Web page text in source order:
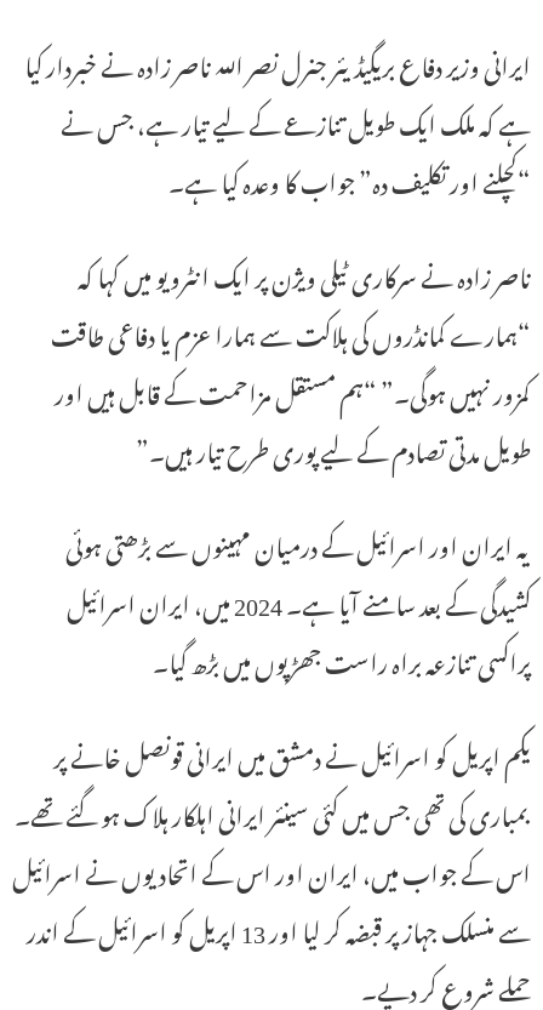
ایرانی وزیر دفاع بریگیڈیئر جنرل نصر اللہ ناصر زادہ نے خبردار کیا
ہے کہ ملک ایک طویل تنازعے کے لیے تیار ہے، جس نے
“کچلنے اور تکلیف دہ” جواب کا وعدہ کیا ہے۔
ناصر زادہ نے سرکاری ٹیلی ویژن پر ایک انٹرویو میں کہا کہ
“ہمارے کمانڈروں کی ہلاکت سے ہمارا عزم یا دفاعی طاقت
کمزور نہیں ہوگی۔” “ہم مستقل مزاحمت کے قابل ہیں اور
طویل مدتی تصادم کے لیے پوری طرح تیار ہیں۔”
یہ ایران اور اسرائیل کے درمیان مہینوں سے بڑھتی ہوئی
کشیدگی کے بعد سامنے آیا ہے۔ 2024 میں، ایران اسرائیل
پراکسی تنازعہ براہ راست جھڑپوں میں بڑھ گیا۔
یکم اپریل کو اسرائیل نے دمشق میں ایرانی قونصل خانے پر
بمباری کی تھی جس میں کئی سینئر ایرانی اہلکار ہلاک ہو گئے تھے۔
اس کے جواب میں، ایران اور اس کے اتحادیوں نے اسرائیل
سے منسلک جہاز پر قبضہ کر لیا اور 13 اپریل کو اسرائیل کے اندر
حملے شروع کر دیے۔